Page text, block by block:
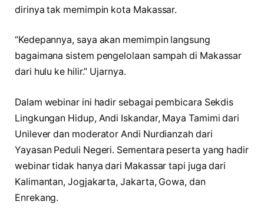
dirinya tak memimpin kota Makassar.
“Kedepannya, saya akan memimpin langsung
bagaimana sistem pengelolaan sampah di Makassar
dari hulu ke hilir.” Ujarnya.
Dalam webinar ini hadir sebagai pembicara Sekdis
Lingkungan Hidup, Andi Iskandar, Maya Tamimi dari
Unilever dan moderator Andi Nurdianzah dari
Yayasan Peduli Negeri. Sementara peserta yang hadir
webinar tidak hanya dari Makassar tapi juga dari
Kalimantan, Jogjakarta, Jakarta, Gowa, dan
Enrekang.